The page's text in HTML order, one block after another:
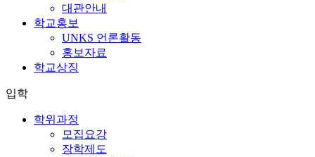
대관안내
학교홍보
UNKS 언론활동
홍보자료
학교상징
입학
학위과정
모집요강
장학제도